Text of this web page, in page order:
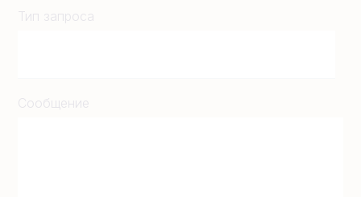
Тип запроса
Сообщение